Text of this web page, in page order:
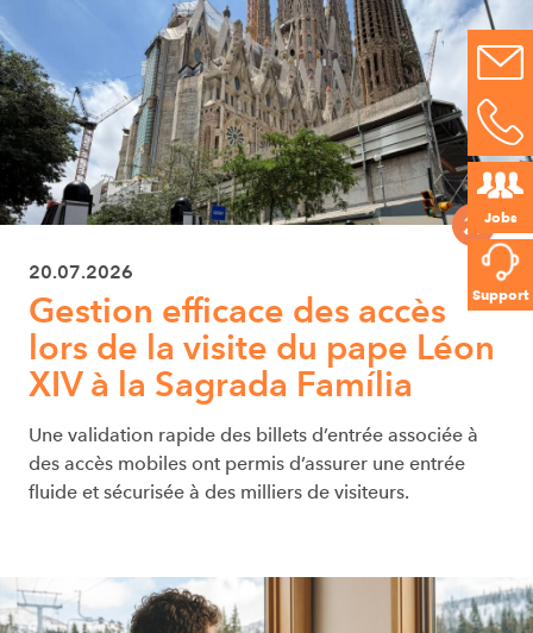
Jobs
Support
20.07.2026
Gestion efficace des accès
lors de la visite du pape Léon
XIV à la Sagrada Família
Une validation rapide des billets d’entrée associée à
des accès mobiles ont permis d’assurer une entrée
fluide et sécurisée à des milliers de visiteurs.